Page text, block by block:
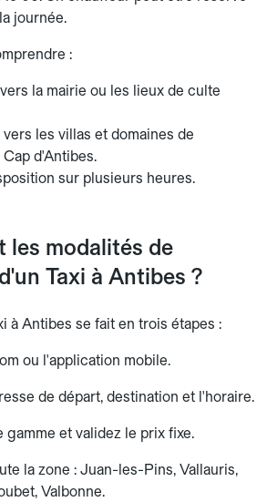
journée.
:
la mairie ou les lieux de culte
les villas et domaines de
d'Antibes.
sur plusieurs heures.
les modalités de
Taxi à Antibes ?
à Antibes se fait en trois étapes :
ou l'application mobile.
de départ, destination et l'horaire.
et validez le prix fixe.
la zone : Juan-les-Pins, Vallauris,
Valbonne.